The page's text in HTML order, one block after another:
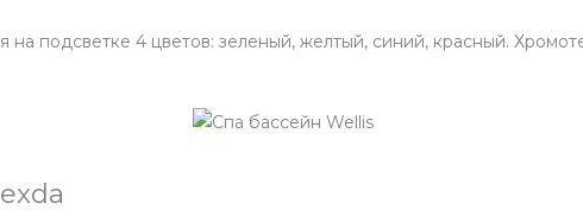
подсветке 4 цветов: зеленый, желтый, синий, красный.